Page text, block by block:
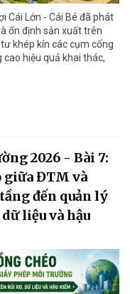
Cái Lớn - Cái Bé đã phát
ổn định sản xuất trên
khép kín các cụm cống
hiệu quả khai thác,
2026 - Bài 7:
giữa ĐTM và
đến quản lý
liệu và hậu